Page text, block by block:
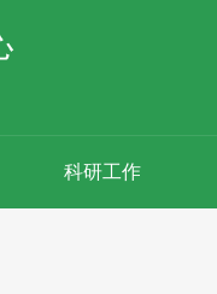
科研工作